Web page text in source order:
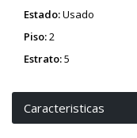
Estado:Usado
Piso:2
Estrato:5
Caracteristicas